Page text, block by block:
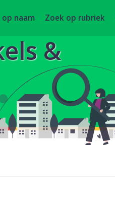
op naam Zoek op rubriek
&